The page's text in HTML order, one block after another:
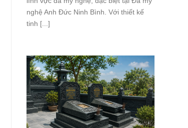
nghệ Anh Đức Ninh Bình. Với thiết kế
tinh [...]